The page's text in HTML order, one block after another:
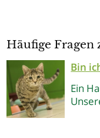
Häufige Fragen
Bin
Ein